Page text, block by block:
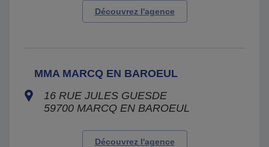
Découvrez l'agence
MMA MARCQ EN BAROEUL
16 RUE JULES GUESDE
59700 MARCQ EN BAROEUL
Découvrez l'agence